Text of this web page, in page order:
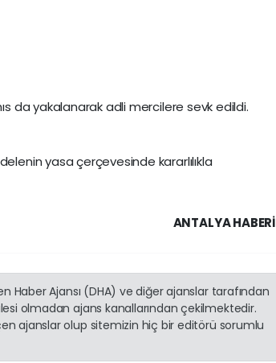
da yakalanarak adli mercilere sevk edildi.
yasa çerçevesinde kararlılıkla
ANTALYA HABERİ
Haber Ajansı (DHA) ve diğer ajanslar tarafından
olmadan ajans kanallarından çekilmektedir.
ajanslar olup sitemizin hiç bir editörü sorumlu